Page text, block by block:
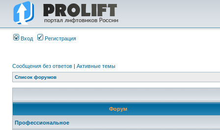
Вход Регистрация
Сообщения без ответов | Активные темы
Список форумов
Форум
Профессиональное